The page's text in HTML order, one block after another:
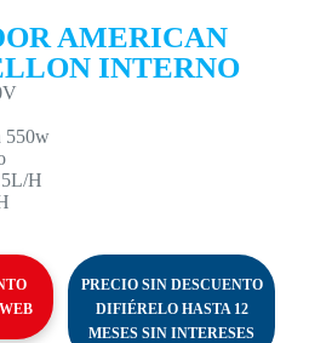
AMERICAN
INTERNO
550w
5L/H
PRECIO SIN DESCUENTO
DIFIÉRELO HASTA 12
MESES SIN INTERESES